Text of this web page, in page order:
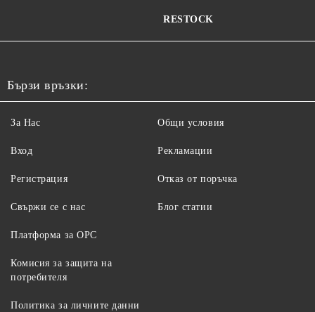
RESTOCK
Бързи връзки:
За Нас
Вход
Регистрация
Свържи се с нас
Общи условия
Рекламации
Отказ от поръчка
Блог статии
Платформа за ОРС
Комисия за защита на
потребителя
Политика за личните данни